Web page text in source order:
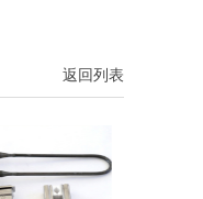
返回列表